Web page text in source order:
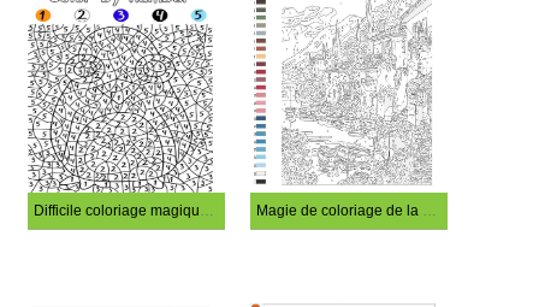
Difficile coloriage magique de pingouin Magie de coloriage de la ville difficile